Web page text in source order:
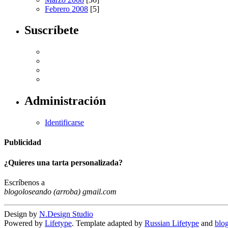
Febrero 2008 [5]
Suscríbete
Administración
Identificarse
Publicidad
¿Quieres una tarta personalizada?
Escríbenos a
blogoloseando (arroba) gmail.com
Design by N.Design Studio
Powered by Lifetype. Template adapted by Russian Lifetype and